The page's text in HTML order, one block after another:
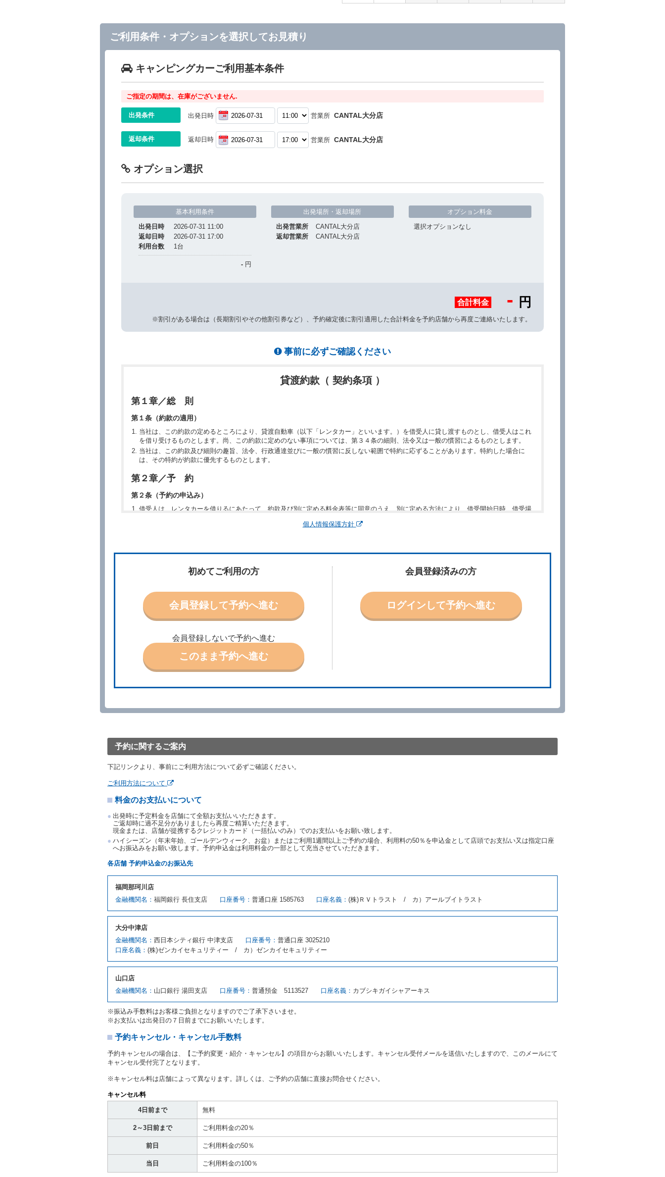
ご利用条件・オプションを選択してお見積り
キャンピングカーご利用基本条件
ご指定の期間は、在庫がございません.
出発条件 出発日時 営業所 CANTAL大分店
返却条件 返却日時 営業所 CANTAL大分店
オプション選択
基本利用条件
出発日時
2026-07-31 11:00
返却日時
2026-07-31 17:00
利用台数
1 台
- 円
出発場所・返却場所
出発営業所
CANTAL大分店
返却営業所
CANTAL大分店
オプション料金
選択オプションなし
合計料金 - 円
※割引がある場合は（長期割引やその他割引券など）、予約確定後に割引適用した合計料金を予約店舗から再度ご連絡いたします。
事前に必ずご確認ください
貸渡約款（ 契約条項 ）
第１章／総 則
第１条（約款の適用）
当社は、この約款の定めるところにより、貸渡自動車（以下「レンタカー」といいます。）を借受人に貸し渡すものとし、借受人はこれ
を借り受けるものとします。尚、この約款に定めのない事項については、第３４条の細則、法令又は一般の慣習によるものとします。
当社は、この約款及び細則の趣旨、法令、行政通達並びに一般の慣習に反しない範囲で特約に応ずることがあります。特約した場合に
は、その特約が約款に優先するものとします。
第２章／予 約
第２条（予約の申込み）
借受人は、レンタカーを借りるにあたって、約款及び別に定める料金表等に同意のうえ、別に定める方法により、借受開始日時、借受場
予約の申込みを行うことができます。なお、当社は、電話連絡並びに電子メールによる予約に応じますが、予約内容と実際に相違があっ
場合、借受人は、当社が特に認める場合を除き、別に定める予約申込金を支払うものとします。
第３条（予約の変更）
借受人は、前条第１項の借受条件を変更しようとするときは、あらかじめ当社の承諾を受けなければならないものとします。
第４条（予約の取消し等）
借受人は、別に定める方法により予約を取り消すことができます。
借受人が、借受人の都合により予約した借受開始時刻を１時間以上経過してもレンタカー貸渡契約（以下「貸渡契約」といいます。）締
結手続きに着手しなかったときは、予約が取り消されたものとします。
前２項の場合、借受人は、別に定めるところにより予約取消手数料を当社に支払うものとし、当社は、この予約取消手数料の支払いがあ
ったときは、受領済の予約申込金を借受人に返還するものとします。
当社の都合により、予約が取り消されたとき、又は貸渡契約が締結されなかったときは、当社は受領済の予約申込金を返還するものとし
ます。
きは、予約は取り消されたものとします。この場合、当社は受領済の予約申込金を返還するものとします。
当社は、借受人から予約のあった車種クラスのレンタカーを貸し渡すことができないときは、予約と異なる車種クラスのレンタカー（以
渡すものとします。なお、代替レンタカーの貸渡料金が予約された車種クラスの貸渡料金より高くなるときは、予約した車種クラスの貸
渡料金によるものとし、予約された車種クラスの貸渡料金より低くなるときは、当該代替レンタカーの車種クラスの貸渡料金によるもの
借受人は、第１項の代替レンタカーの貸渡しの申入れを拒絶し、予約を取り消すことができるものとします。
前項の場合、第１項の貸渡しをすることができない原因が、当社の責に帰する事由によるときには第４条第４項の予約の取消しとして取
第３項の場合、第１項の貸渡しをすることができない原因が、当社の責に帰さない事由による時には第４条第５項の予約の取消しとして
第６条（免責）
当社及び借受人は、予約が取り消され、又は貸渡契約が締結されなかったことについて、第４条及び第５条に定める場合を除き、相互に
何らの請求をしないものとします。
第３章／貸 渡 し
ます。ただし、貸し渡すことができるレンタカーがない場合又は借受人若しくは運転者が第８条第１項若しくは第２項各号のいずれかに
該当する場合を除きます。
運転者は、貸渡契約の締結にあたり、約款及び細則で運転者の義務と定められた事項を遵守するものとします。
当社は、監督官庁の基本通達（注１）に基づき、貸渡簿(貸渡原票)及び第１３条第１項に規定する貸渡証に運転者の氏名、住所、運転免
許の種類及び運転免許証（注２）の番号を記載し、又は運転者の運転免許証の写しを添付するため、貸渡契約の締結にあたり、借受人に
対し、借受人の指定する運転者（以下「運転者」といいます。）の運転免許証の提示を求めるほか、その写しの提出を求めることがあり
注１）監督官庁の基本通達とは、国土交通省自動車交通局長通達「レンタカーに関する基本通達」（自旅第138号 平成7年6月13日）の
転免許証をいいます。
当社は、貸渡契約の締結にあたり、借受人及び運転者に対し、運転免許証のほかに本人確認ができる書類の提示を求め、及び提出された
書類の写しをとることがあります。
当社は、貸渡契約の締結にあたり、借受人に対し、クレジットカード若しくは現金による支払いを求め、又はその他の支払方法を指定す
ることがあります。
当社は、借受人又は運転者が前3項に従わない場合は、貸渡契約の締結を拒絶するとともに、予約を取消すことができるものとします。
なお、この場合の予約申込金等の扱いについては、第4条第5項を適用するものとします。
第８条（貸渡契約の締結の拒絶）
借受人（運転者）が次の各号のいずれかに該当するときは、貸渡契約を締結することができないものとします。
① 貸し渡すレンタカーの運転に必要な運転免許証を有していないとき、又は運転免許証の提示をせず、もしくは当社が求めたにもかか
わらず、その運転者の運転免許証の写しの提出に同意しないとき。 ② 酒気を帯びていると認められるとき。
③ 麻薬、覚せい剤、シンナー、危険ドラッグ等による中毒症状等を呈していると認められるとき。
④ チャイルドシートがないにもかかわらず６才未満の幼児を同乗させるとき。
⑤ 指定暴力団若しくは指定暴力団関係団体の構成員若しくは関係者又はその他の反社会的組織に属している者であると認められると
き。
個人情報保護方針
初めてご利用の方
会員登録して予約へ進む
会員登録しないで予約へ進む
このまま予約へ進む
会員登録済みの方
ログインして予約へ進む
予約に関するご案内
下記リンクより、事前にご利用方法について必ずご確認ください。
ご利用方法について
料金のお支払いについて
出発時に予定料金を店舗にて全額お支払いいただきます。
ご返却時に過不足分がありましたら再度ご精算いただきます。
現金または、店舗が提携するクレジットカード（一括払いのみ）でのお支払いをお願い致します。
ハイシーズン（年末年始、ゴールデンウィーク、お盆）またはご利用1週間以上ご予約の場合、利用料の50％を申込金として店頭でお支払い又は指定口座
へお振込みをお願い致します。予約申込金は利用料金の一部として充当させていただきます。
各店舗 予約申込金のお振込先
福岡那珂川店
金融機関名： 福岡銀行 長住支店 口座番号： 普通口座 1585763 口座名義： (株)ＲＶトラスト / カ）アールブイトラスト
大分中津店
金融機関名： 西日本シティ銀行 中津支店 口座番号： 普通口座 3025210
口座名義： (株)ゼンカイセキュリティー / カ）ゼンカイセキュリティー
山口店
金融機関名： 山口銀行 湯田支店 口座番号： 普通預金 5113527 口座名義： カブシキガイシャアーキス
※振込み手数料はお客様ご負担となりますのでご了承下さいませ。
※お支払いは出発日の７日前までにお願いいたします。
予約キャンセル・キャンセル手数料
予約キャンセルの場合は、【ご予約変更・紹介・キャンセル】の項目からお願いいたします。キャンセル受付メールを送信いたしますので、このメールにて
キャンセル受付完了となります。
※キャンセル料は店舗によって異なります。詳しくは、ご予約の店舗に直接お問合せください。
キャンセル料
4日前まで 無料
2～3日前まで ご利用料金の20％
前日 ご利用料金の50％
当日 ご利用料金の100％